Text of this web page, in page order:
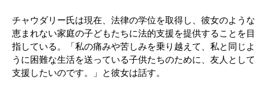
チャウダリー氏は現在、法律の学位を取得し、彼女のような
恵まれない家庭の子どもたちに法的支援を提供することを目
指している。「私の痛みや苦しみを乗り越えて、私と同じよ
うに困難な生活を送っている子供たちのために、友人として
支援したいのです。」と彼女は話す。